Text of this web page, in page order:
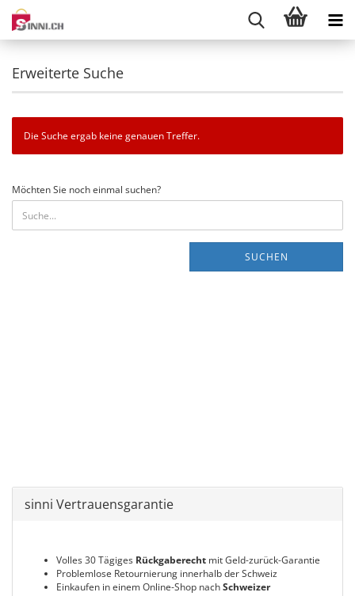
Erweiterte Suche
Die Suche ergab keine genauen Treffer.
MÖCHTEN
SIE
NOCH
EINMAL
Möchten Sie noch einmal suchen?
SUCHEN
sinni Vertrauensgarantie
Volles 30 Tägiges Rückgaberecht mit Geld-zurück-Garantie
Problemlose Retournierung innerhalb der Schweiz
Einkaufen in einem Online-Shop nachSchweizer